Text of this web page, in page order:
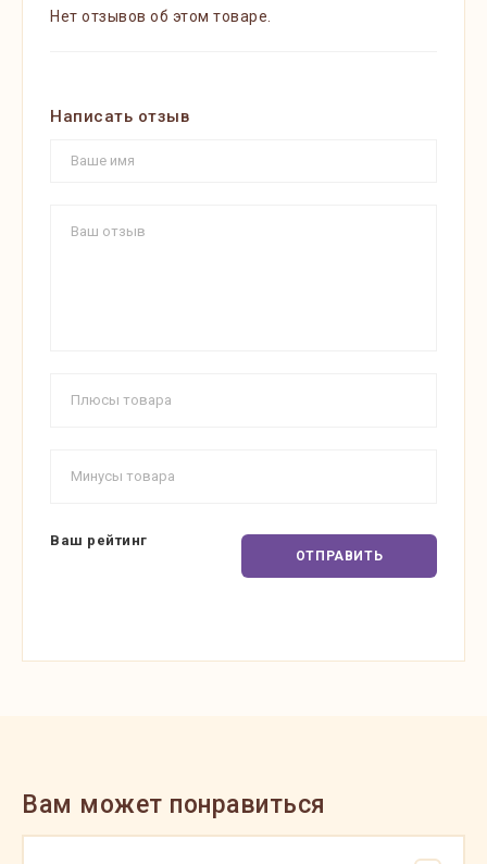
Нет отзывов об этом товаре.
Написать отзыв
Ваш рейтинг
ОТПРАВИТЬ
Вам может понравиться